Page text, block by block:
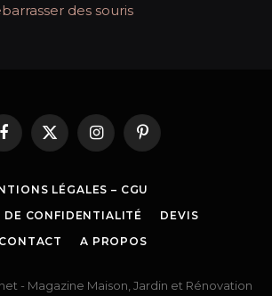
des souris
Facebook
X
(Twitter)
InstagramPinterest
LÉGALES – CGU
CONFIDENTIALITÉ
DEVIS
CONTACT
A PROPOS
- Magazine Maison, Jardin et Rénovation